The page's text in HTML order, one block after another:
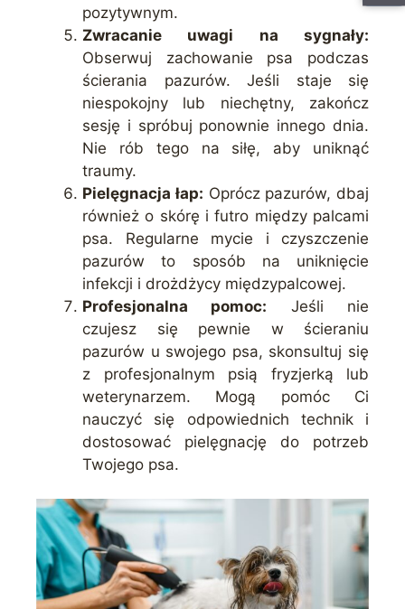
pozytywnym.
Zwracanie uwagi na sygnały:
Obserwuj zachowanie psa podczas
ścierania pazurów. Jeśli staje się
niespokojny lub niechętny, zakończ
sesję i spróbuj ponownie innego dnia.
Nie rób tego na siłę, aby uniknąć
traumy.
Pielęgnacja łap: Oprócz pazurów, dbaj
również o skórę i futro między palcami
psa. Regularne mycie i czyszczenie
pazurów to sposób na uniknięcie
infekcji i drożdżycy międzypalcowej.
Profesjonalna pomoc: Jeśli nie
czujesz się pewnie w ścieraniu
pazurów u swojego psa, skonsultuj się
z profesjonalnym psią fryzjerką lub
weterynarzem. Mogą pomóc Ci
nauczyć się odpowiednich technik i
dostosować pielęgnację do potrzeb
Twojego psa.